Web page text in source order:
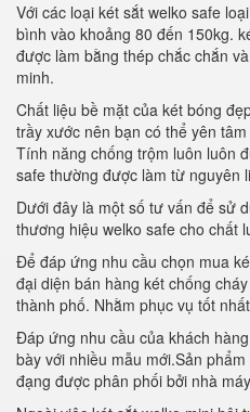
Với các loại két sắt welko safe
bình vào khoảng 80 đến 150kg.
được làm bằng thép chắc chắn
minh.
Chất liệu bề mặt của két bóng
trầy xước nên bạn có thể yên
Tính năng chống trộm luôn luôn
safe thường được làm từ nguyên
Dưới đây là một số tư vấn để sử
thương hiệu welko safe cho chất
Để đáp ứng nhu cầu chọn mua
đại diện bán hàng két chống
thành phố. Nhằm phục vụ tốt
Đáp ứng nhu cầu của khách
bày với nhiều mẫu mới.Sản
đạng được phân phối bởi nhà